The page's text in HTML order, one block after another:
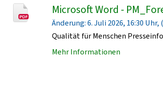
Microsoft Word -
Änderung: 6. Juli 2026, 16:30 Uhr,
Qualität für Menschen
Mehr Informationen